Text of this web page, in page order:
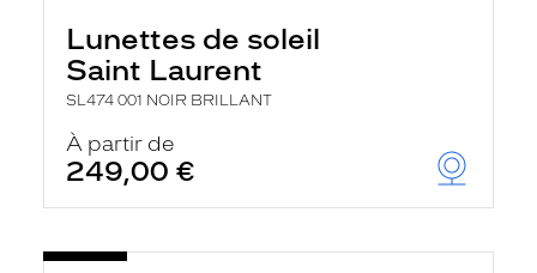
Lunettes de soleil
Saint Laurent
SL474 001 NOIR BRILLANT
À partir de
249,00 €